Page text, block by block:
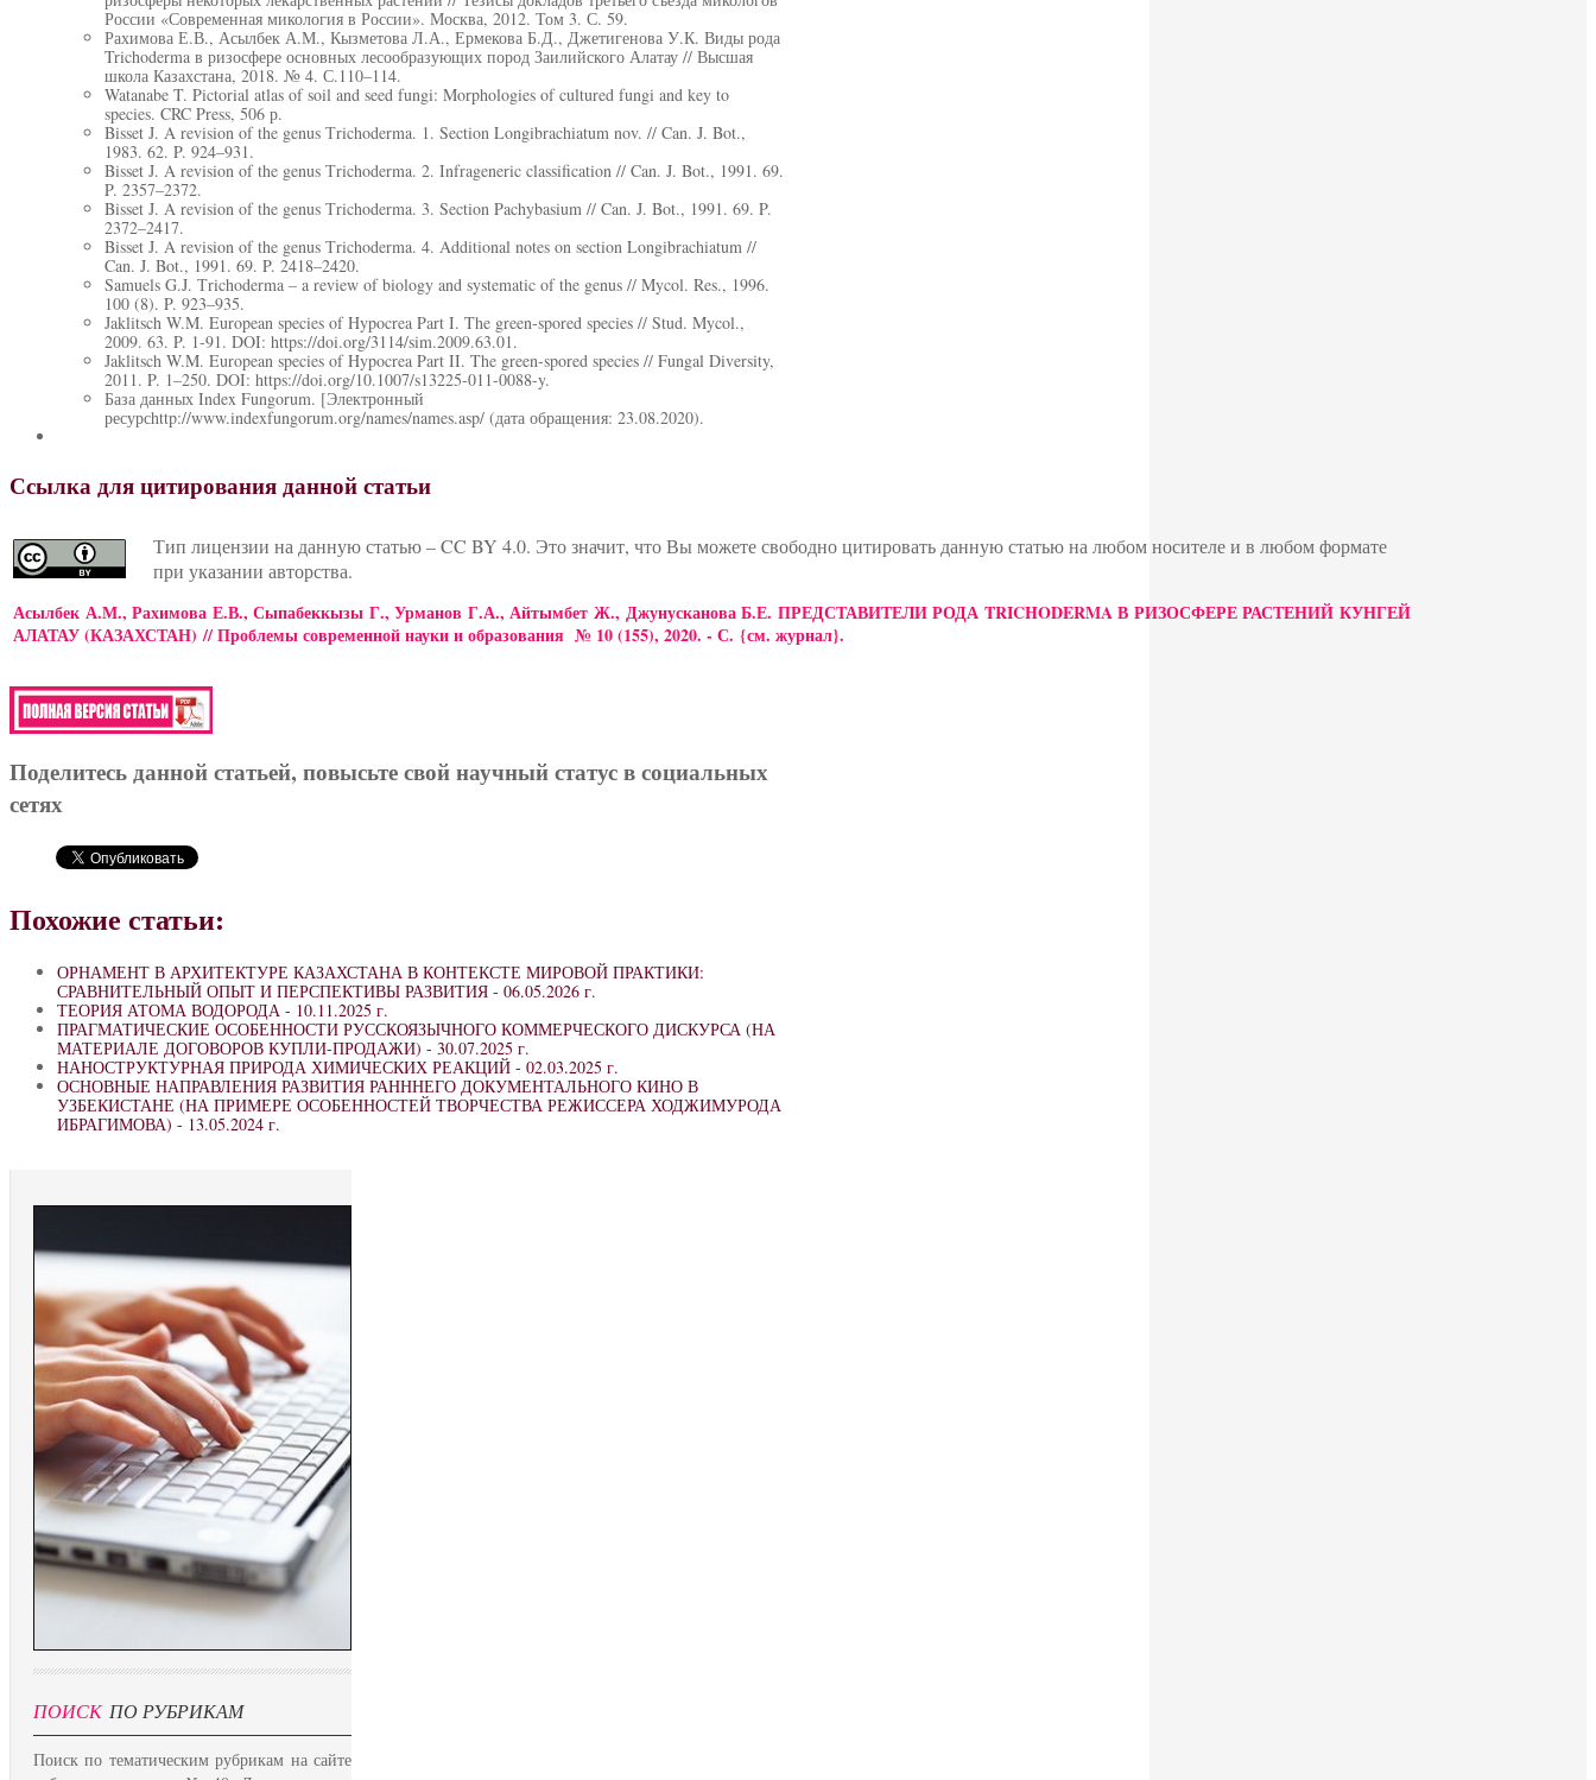
России «Современная микология в России». Москва, 2012. Том 3. С. 59.
Рахимова Е.В., Асылбек А.М., Кызметова Л.А., Ермекова Б.Д., Джетигенова У.К. Виды рода
Trichoderma в ризосфере основных лесообразующих пород Заилийского Алатау // Высшая
школа Казахстана, 2018. № 4. С.110–114.
Watanabe T. Pictorial atlas of soil and seed fungi: Morphologies of cultured fungi and key to
species. CRC Press, 506 р.
Bisset J. A revision of the genus Тrichoderma. 1. Section Longibrachiatum nov. // Can. J. Bot.,
1983. 62. P. 924–931.
Bisset J. A revision of the genus Тrichoderma. 2. Infrageneric classification // Can. J. Bot., 1991. 69.
P. 2357–2372.
Bisset J. A revision of the genus Тrichoderma. 3. Section Pachybasium // Can. J. Bot., 1991. 69. P.
2372–2417.
Bisset J. A revision of the genus Тrichoderma. 4. Additional notes on section Longibrachiatum //
Can. J. Bot., 1991. 69. P. 2418–2420.
Samuels G.J. Тrichoderma – a review of biology and systematic of the genus // Mycol. Res., 1996.
100 (8). P. 923–935.
Jaklitsch W.M. European species of Hypocrea Part I. The green-spored species // Stud. Mycol.,
2009. 63. P. 1-91. DOI: https://doi.org/3114/sim.2009.63.01.
Jaklitsch W.M. European species of Hypocrea Part II. The green-spored species // Fungal Diversity,
2011. P. 1–250. DOI: https://doi.org/10.1007/s13225-011-0088-y.
База данных Index Fungorum. [Электронный
ресурсhttp://www.indexfungorum.org/names/names.asp/ (дата обращения: 23.08.2020).
Ссылка для цитирования данной статьи
Тип лицензии на данную статью – CC BY 4.0. Это значит, что Вы можете свободно цитировать данную статью на любом носителе и в любом формате
при указании авторства.
Асылбек А.М., Рахимова Е.В., Сыпабеккызы Г., Урманов Г.А., Айтымбет Ж., Джунусканова Б.Е. ПРЕДСТАВИТЕЛИ РОДА TRICHODERMA В РИЗОСФЕРЕ РАСТЕНИЙ КУНГЕЙ
АЛАТАУ (КАЗАХСТАН) // Проблемы современной науки и образования № 10 (155), 2020. - С. {см. журнал}.
Поделитесь данной статьей, повысьте свой научный статус в социальных
сетях
Похожие статьи:
ОРНАМЕНТ В АРХИТЕКТУРЕ КАЗАХСТАНА В КОНТЕКСТЕ МИРОВОЙ ПРАКТИКИ:
СРАВНИТЕЛЬНЫЙ ОПЫТ И ПЕРСПЕКТИВЫ РАЗВИТИЯ - 06.05.2026 г.
ТЕОРИЯ АТОМА ВОДОРОДА - 10.11.2025 г.
ПРАГМАТИЧЕСКИЕ ОСОБЕННОСТИ РУССКОЯЗЫЧНОГО КОММЕРЧЕСКОГО ДИСКУРСА (НА
МАТЕРИАЛЕ ДОГОВОРОВ КУПЛИ-ПРОДАЖИ) - 30.07.2025 г.
НАНОСТРУКТУРНАЯ ПРИРОДА ХИМИЧЕСКИХ РЕАКЦИЙ - 02.03.2025 г.
ОСНОВНЫЕ НАПРАВЛЕНИЯ РАЗВИТИЯ РАНННЕГО ДОКУМЕНТАЛЬНОГО КИНО В
УЗБЕКИСТАНЕ (НА ПРИМЕРЕ ОСОБЕННОСТЕЙ ТВОРЧЕСТВА РЕЖИССЕРА ХОДЖИМУРОДА
ИБРАГИМОВА) - 13.05.2024 г.
ПОИСК ПО РУБРИКАМ
Поиск по тематическим рубрикам на сайте